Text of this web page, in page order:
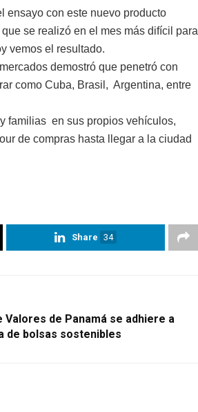
ensayo con este nuevo producto
se realizó en el mes más difícil para
vemos el resultado.
demostró que penetró con
como Cuba, Brasil, Argentina, entre
familias en sus propios vehículos,
de compras hasta llegar a la ciudad
Share 34
Valores de Panamá se adhiere a
de bolsas sostenibles